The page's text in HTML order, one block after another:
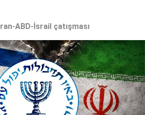
İran-ABD-İsrail çatışması